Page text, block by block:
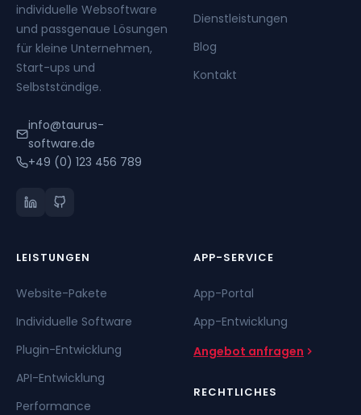
individuelle Websoftware
und passgenaue Lösungen
für kleine Unternehmen,
Start-ups und
Selbstständige.
info@taurus-
software.de
+49 (0) 123 456 789
Dienstleistungen
Blog
Kontakt
LEISTUNGEN
Website-Pakete
Individuelle Software
Plugin-Entwicklung
API-Entwicklung
Performance
APP-SERVICE
App-Portal
App-Entwicklung
Angebot anfragen
RECHTLICHES